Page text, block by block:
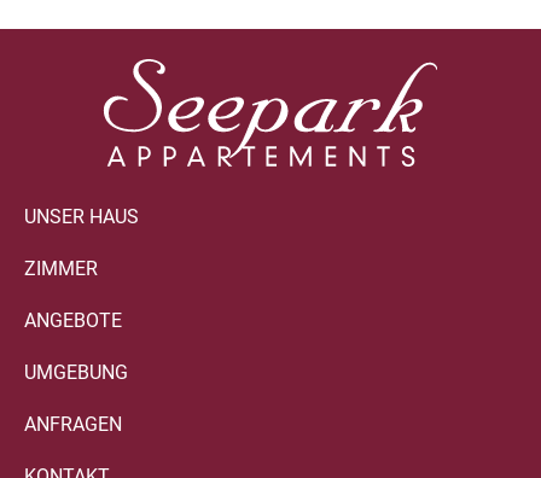
UNSER HAUS
ZIMMER
ANGEBOTE
UMGEBUNG
ANFRAGEN